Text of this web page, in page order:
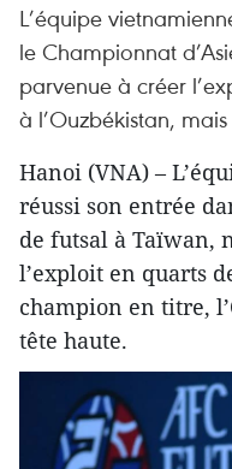
L’équipe
le Championnat
parvenue à créer
à l’Ouzbékistan,
Hanoi (VNA) –
réussi son entrée
de futsal à Taïwan,
l’exploit en quarts
champion en titre,
tête haute.